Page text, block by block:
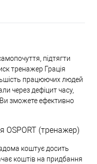
підтягти
тренажер Грація
працюючих людей
через дефіцит часу,
зможете ефективно
OSPORT (тренажер)
коштує досить
коштів на придбання